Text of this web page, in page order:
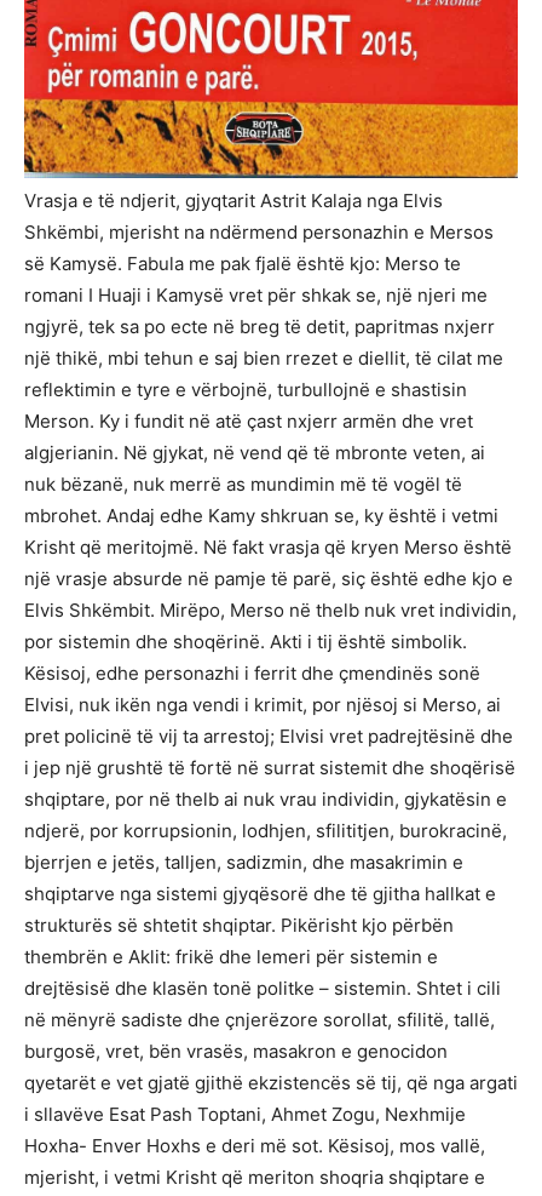
Vrasja e të ndjerit, gjyqtarit Astrit Kalaja nga Elvis
Shkëmbi, mjerisht na ndërmend personazhin e Mersos
së Kamysë. Fabula me pak fjalë është kjo: Merso te
romani I Huaji i Kamysë vret për shkak se, një njeri me
ngjyrë, tek sa po ecte në breg të detit, papritmas nxjerr
një thikë, mbi tehun e saj bien rrezet e diellit, të cilat me
reflektimin e tyre e vërbojnë, turbullojnë e shastisin
Merson. Ky i fundit në atë çast nxjerr armën dhe vret
algjerianin. Në gjykat, në vend që të mbronte veten, ai
nuk bëzanë, nuk merrë as mundimin më të vogël të
mbrohet. Andaj edhe Kamy shkruan se, ky është i vetmi
Krisht që meritojmë. Në fakt vrasja që kryen Merso është
një vrasje absurde në pamje të parë, siç është edhe kjo e
Elvis Shkëmbit. Mirëpo, Merso në thelb nuk vret individin,
por sistemin dhe shoqërinë. Akti i tij është simbolik.
Kësisoj, edhe personazhi i ferrit dhe çmendinës sonë
Elvisi, nuk ikën nga vendi i krimit, por njësoj si Merso, ai
pret policinë të vij ta arrestoj; Elvisi vret padrejtësinë dhe
i jep një grushtë të fortë në surrat sistemit dhe shoqërisë
shqiptare, por në thelb ai nuk vrau individin, gjykatësin e
ndjerë, por korrupsionin, lodhjen, sfilititjen, burokracinë,
bjerrjen e jetës, talljen, sadizmin, dhe masakrimin e
shqiptarve nga sistemi gjyqësorë dhe të gjitha hallkat e
strukturës së shtetit shqiptar. Pikërisht kjo përbën
thembrën e Aklit: frikë dhe lemeri për sistemin e
drejtësisë dhe klasën tonë politke – sistemin. Shtet i cili
në mënyrë sadiste dhe çnjerëzore sorollat, sfilitë, tallë,
burgosë, vret, bën vrasës, masakron e genocidon
qyetarët e vet gjatë gjithë ekzistencës së tij, që nga argati
i sllavëve Esat Pash Toptani, Ahmet Zogu, Nexhmije
Hoxha- Enver Hoxhs e deri më sot. Kësisoj, mos vallë,
mjerisht, i vetmi Krisht që meriton shoqria shqiptare e